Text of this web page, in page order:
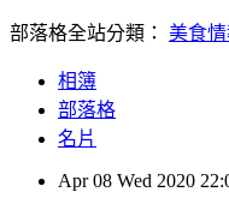
部落格全站分類： 美食
相簿
部落格
名片
Apr 08 Wed 2020